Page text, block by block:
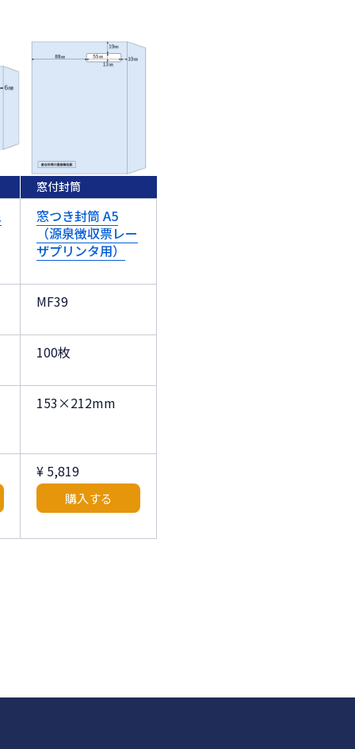
窓付封筒
窓つき封筒 A5
（源泉徴収票レー
ザプリンタ用）
MF39
100枚
153×212mm
¥ 5,819
購入する